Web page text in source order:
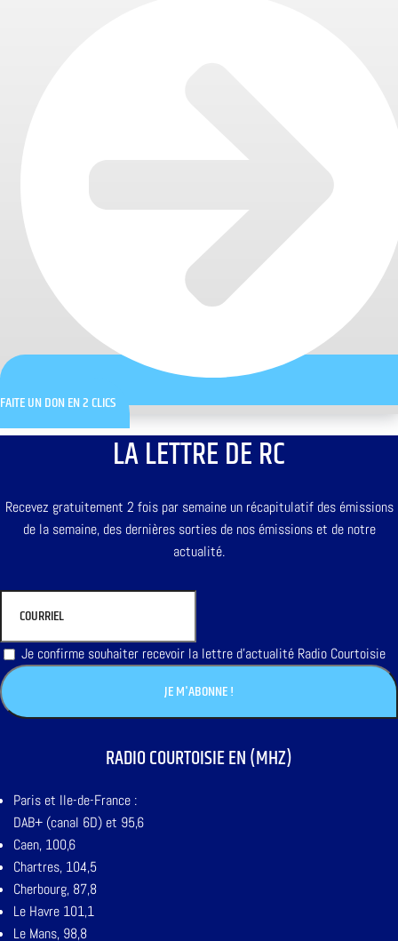
FAITE UN DON EN 2 CLICS
LA LETTRE DE RC
Recevez gratuitement 2 fois par semaine un récapitulatif des émissions
de la semaine, des dernières sorties de nos émissions et de notre
actualité.
Je confirme souhaiter recevoir la lettre d'actualité Radio Courtoisie
RADIO COURTOISIE EN (MHZ)
Paris et Ile-de-France :
DAB+ (canal 6D) et 95,6
Caen, 100,6
Chartres, 104,5
Cherbourg, 87,8
Le Havre 101,1
Le Mans, 98,8